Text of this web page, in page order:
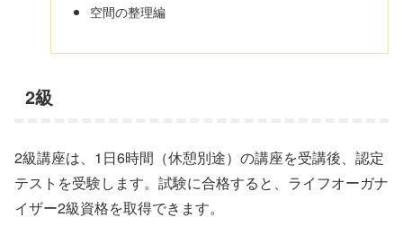
空間の整理編
2級
2級講座は、1日6時間（休憩別途）の講座を受講後、認定
テストを受験します。試験に合格すると、ライフオーガナ
イザー2級資格を取得できます。